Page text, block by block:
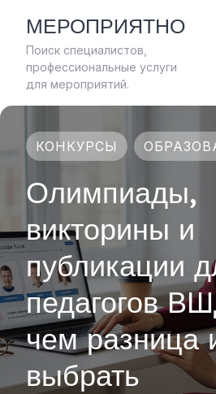
content
МЕРОПРИЯТНО
Поиск специалистов,
профессиональные услуги
для мероприятий.
КОНКУРСЫ
Олимпиады,
викторины и
публикации
педагогов
чем разница
выбрать